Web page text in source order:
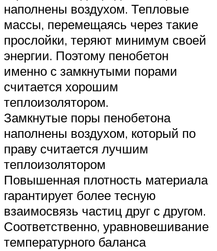
наполнены воздухом. Тепловые
массы, перемещаясь через такие
прослойки, теряют минимум своей
энергии. Поэтому пенобетон
именно с замкнутыми порами
считается хорошим
теплоизолятором.
Замкнутые поры пенобетона
наполнены воздухом, который по
праву считается лучшим
теплоизолятором
Повышенная плотность материала
гарантирует более тесную
взаимосвязь частиц друг с другом.
Соответственно, уравновешивание
температурного баланса